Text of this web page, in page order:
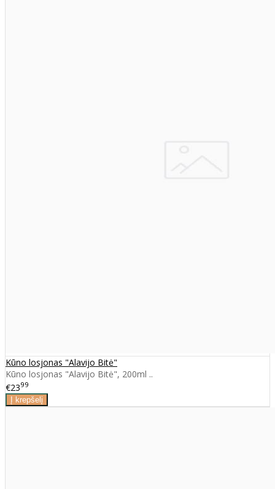
Kūno losjonas "Alavijo Bitė"
Kūno losjonas "Alavijo Bitė", 200ml ..
€2399